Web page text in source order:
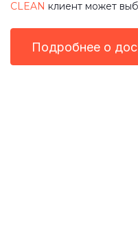
CLEAN клиент может
Подробнее о